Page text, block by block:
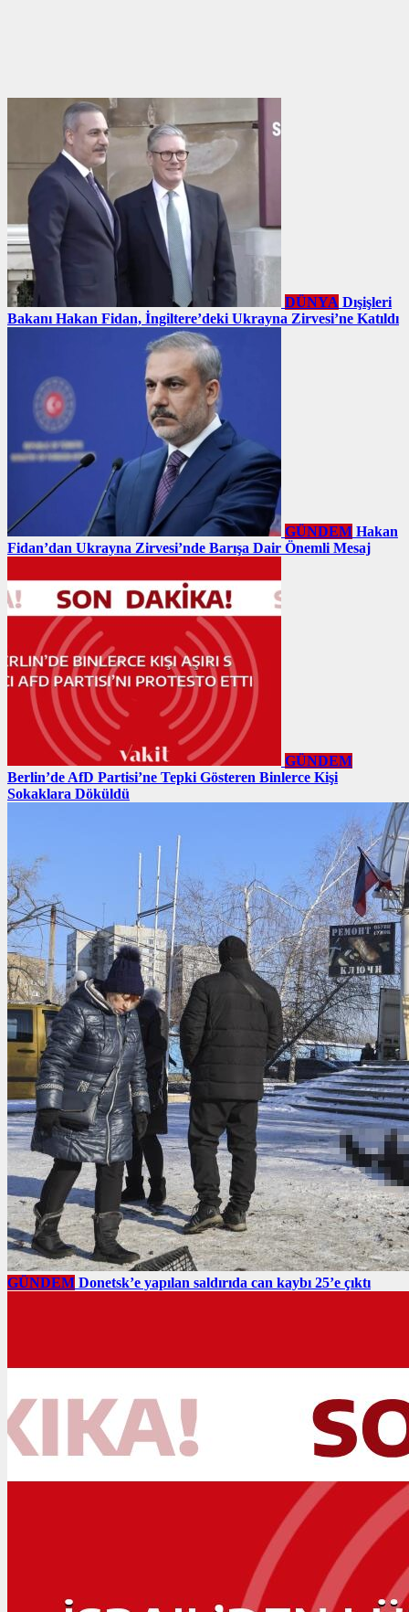
DÜNYA Dışişleri
Bakanı Hakan Fidan, İngiltere’deki Ukrayna Zirvesi’ne Katıldı
GÜNDEM Hakan
Fidan’dan Ukrayna Zirvesi’nde Barışa Dair Önemli Mesaj
GÜNDEM
Berlin’de AfD Partisi’ne Tepki Gösteren Binlerce Kişi
Sokaklara Döküldü
GÜNDEM Donetsk’e yapılan saldırıda can kaybı 25’e çıktı